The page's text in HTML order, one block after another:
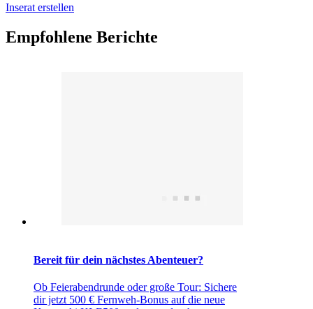
Inserat erstellen
Empfohlene Berichte
Bereit für dein nächstes Abenteuer?
Ob Feierabendrunde oder große Tour: Sichere
dir jetzt 500 € Fernweh-Bonus auf die neue